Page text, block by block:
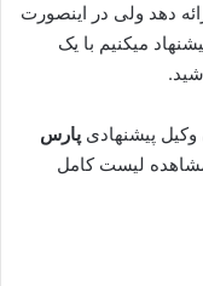
دهد ولی در اینصورت
میکنیم با یک
وکیل پیشنهادی پارس
لیست کامل